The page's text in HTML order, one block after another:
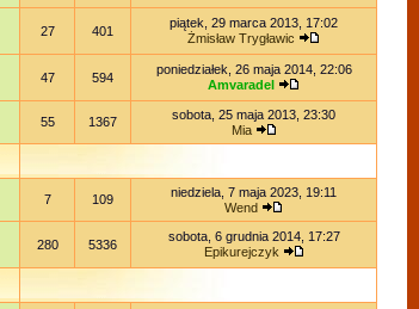
27 401
piątek, 29 marca 2013, 17:02
Żmisław Trygławic
47 594
poniedziałek, 26 maja 2014, 22:06
Amvaradel
55 1367
sobota, 25 maja 2013, 23:30
Mia
7 109
niedziela, 7 maja 2023, 19:11
Wend
280 5336
sobota, 6 grudnia 2014, 17:27
Epikurejczyk